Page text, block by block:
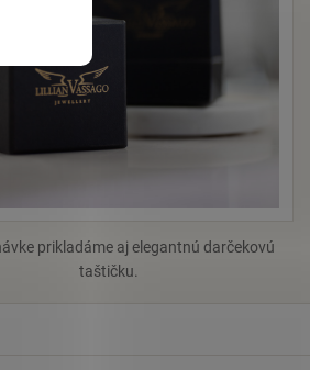
prikladáme aj elegantnú darčekovú
taštičku.